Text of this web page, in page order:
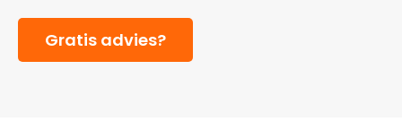
Gratis advies?